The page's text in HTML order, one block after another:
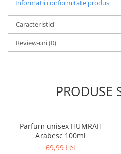
Informatii conformitate produs
Caracteristici
Review-uri(0)
PRODUSE
Parfum unisex HUMRAH
Arabesc 100ml
69,99 Lei